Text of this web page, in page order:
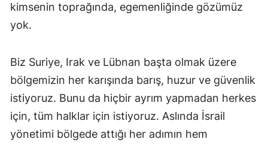
kimsenin toprağında, egemenliğinde gözümüz
yok.
Biz Suriye, Irak ve Lübnan başta olmak üzere
bölgemizin her karışında barış, huzur ve güvenlik
istiyoruz. Bunu da hiçbir ayrım yapmadan herkes
için, tüm halklar için istiyoruz. Aslında İsrail
yönetimi bölgede attığı her adımın hem